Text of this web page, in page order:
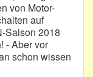
von Motor-
auf
Saison 2018
- Aber vor
schon wissen